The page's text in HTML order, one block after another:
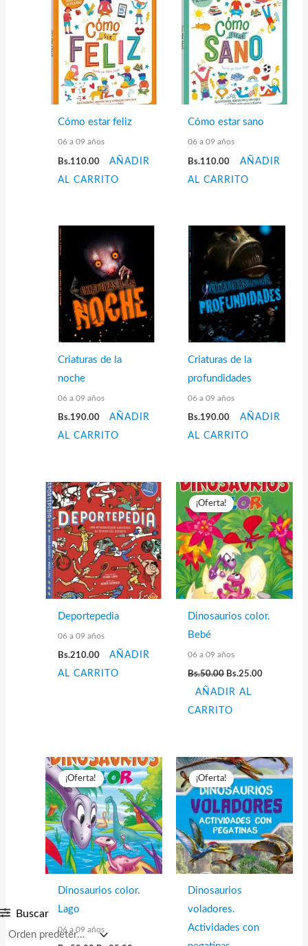
Buscar
Cómo estar feliz
06 a 09 años
Bs.110.00
AÑADIR
AL CARRITO
Cómo estar sano
06 a 09 años
Bs.110.00
AÑADIR
AL CARRITO
Criaturas de la
noche
06 a 09 años
Bs.190.00
AÑADIR
AL CARRITO
Criaturas de la
profundidades
06 a 09 años
Bs.190.00
AÑADIR
AL CARRITO
Deportepedia
06 a 09 años
Bs.210.00
AÑADIR
AL CARRITO
¡Oferta!
Dinosaurios color.
Bebé
06 a 09 años
Bs.50.00 El
original
era:
Bs.50.00.
Bs.25.00
AÑADIR AL
CARRITO
¡Oferta!
Dinosaurios color.
Lago
06 a 09 años
El El
¡Oferta!
Dinosaurios
voladores.
Actividades con